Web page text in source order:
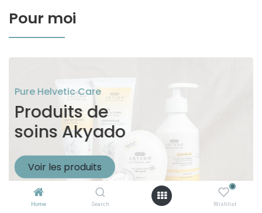
Home Search
0
Wishlist
Pour moi
Pure Helvetic Care
Produits de
soins Akyado
Voir les produits